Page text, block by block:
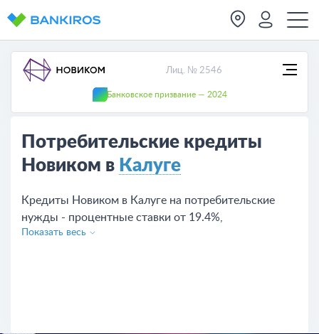
Лиц. № 2546
Банковское призвание — 2024
Потребительские кредиты
Новиком в Калуге
Кредиты Новиком в Калуге на потребительские
нужды - процентные ставки от 19.4%,
предложений на сегодняшний день - 4. Чтобы взять
Показать весь